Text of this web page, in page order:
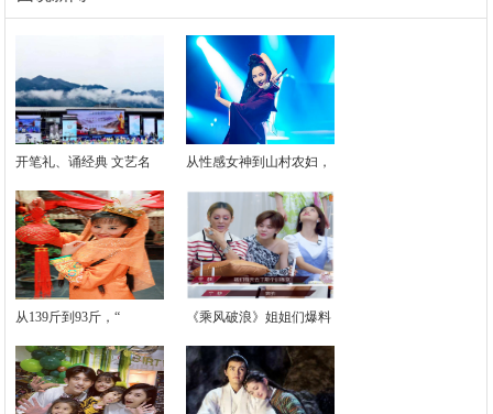
开笔礼、诵经典 文艺名 从性感女神到山村农妇，
从139斤到93斤，“ 《乘风破浪》姐姐们爆料